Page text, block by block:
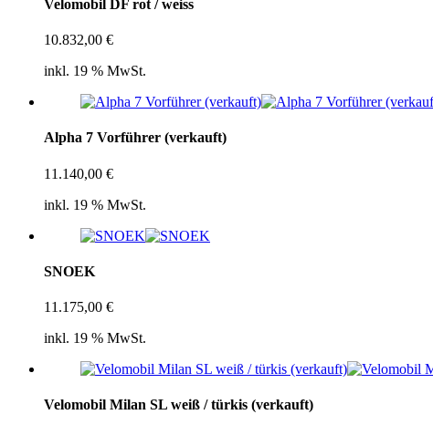
Velomobil DF rot / weiss
10.832,00 €
inkl. 19 % MwSt.
Alpha 7 Vorführer (verkauft)
11.140,00 €
inkl. 19 % MwSt.
SNOEK
11.175,00 €
inkl. 19 % MwSt.
Velomobil Milan SL weiß / türkis (verkauft)